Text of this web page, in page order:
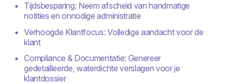
Tijdsbesparing: Neem afscheid van handmatige
notities en onnodige administratie
Verhoogde Klantfocus: Volledige aandacht voor de
klant
Compliance & Documentatie: Genereer
gedetailleerde, waterdichte verslagen voor je
klantdossier